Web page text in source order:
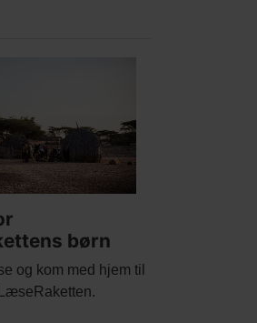
børn
og kom med hjem til